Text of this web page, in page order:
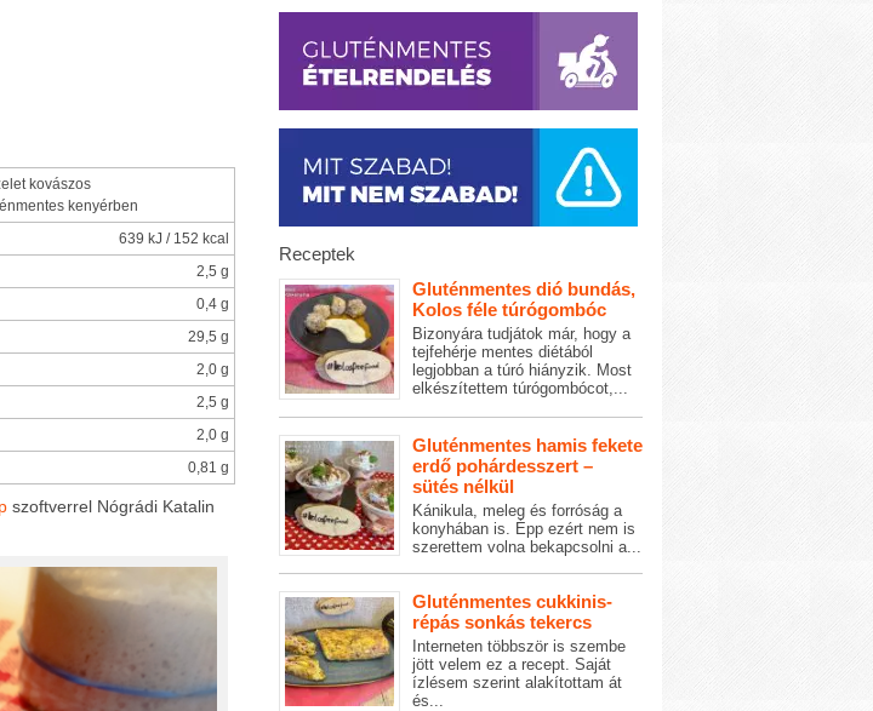
kovászos
kenyérben
639 kJ / 152 kcal
2,5 g
0,4 g
29,5 g
2,0 g
2,5 g
2,0 g
0,81 g
szoftverrel Nógrádi Katalin
Receptek
Gluténmentes dió bundás,
Kolos féle túrógombóc
Bizonyára tudjátok már, hogy a
tejfehérje mentes diétából
legjobban a túró hiányzik. Most
elkészítettem túrógombócot,...
Gluténmentes hamis fekete
erdő pohárdesszert –
sütés nélkül
Kánikula, meleg és forróság a
konyhában is. Épp ezért nem is
szerettem volna bekapcsolni a...
Gluténmentes cukkinis-
répás sonkás tekercs
Interneten többször is szembe
jött velem ez a recept. Saját
ízlésem szerint alakítottam át
és...